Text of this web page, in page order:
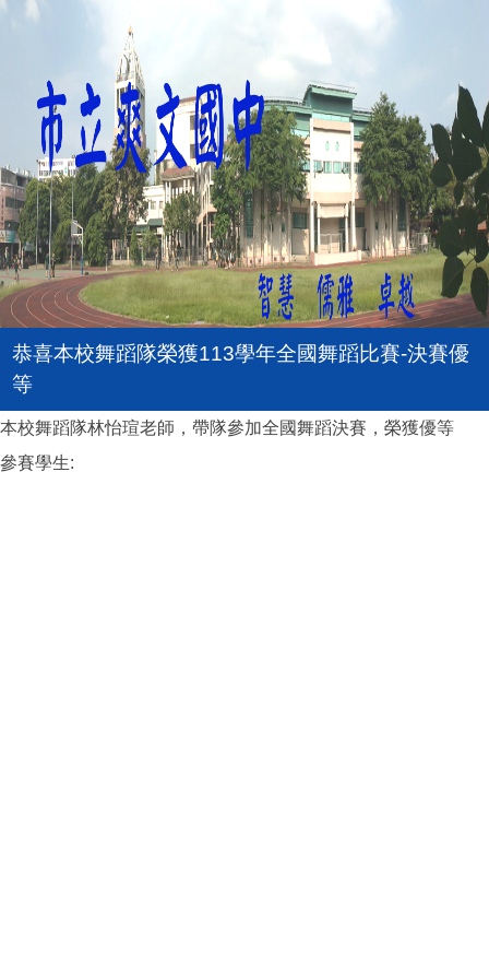
恭喜本校舞蹈隊榮獲113學年全國舞蹈比賽-決賽優
等
本校舞蹈隊林怡瑄老師，帶隊參加全國舞蹈決賽，榮獲優等
參賽學生: